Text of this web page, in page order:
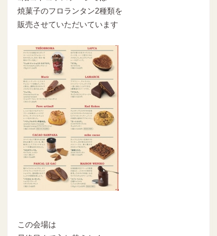
焼菓子のフロランタン2種類を
販売させていただいています
この会場は